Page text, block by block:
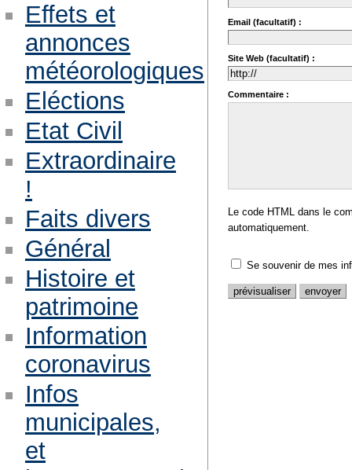
Email (facultatif) :
Site Web (facultatif) :
Commentaire :
Le code HTML dans le
automatiquement.
Se souvenir de mes
Effets et
annonces
météorologiques
Eléctions
Etat Civil
Extraordinaire
!
Faits divers
Général
Histoire et
patrimoine
Information
coronavirus
Infos
municipales,
et